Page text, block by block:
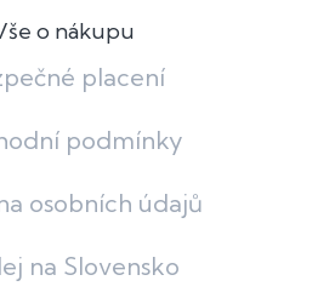
o nákupu
placení
podmínky
osobních údajů
na Slovensko